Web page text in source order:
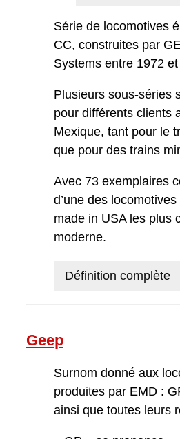
Série de locomotives
CC, construites par
Systems entre 1972
Plusieurs sous-séries
pour différents clients
Mexique, tant pour le
que pour des trains
Avec 73 exemplaires
d’une des
made in USA les plus
moderne.
Définition complète
Geep
Surnom donné aux
produites par EMD :
ainsi que toutes leurs